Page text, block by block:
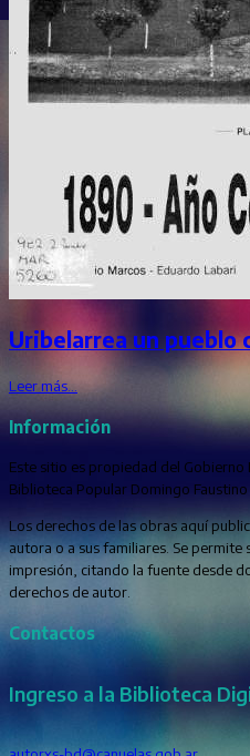
Uribelarrea un pueblo
Leer más…
Información
Este sitio es propiedad del Gobierno
Biblioteca Popular Domingo Faustino
Los derechos de las obras aquí
autora o a sus familiares. Se
impresión, citando la fuente desde
derechos de autor.
Contactos
Ingreso a la Biblioteca